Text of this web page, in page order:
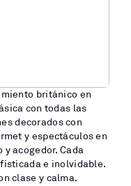
británico en
con todas las
decorados con
y espectáculos en
acogedor. Cada
e inolvidable.
clase y calma.